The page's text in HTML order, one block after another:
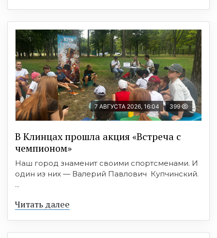
7 АВГУСТА 2026, 16:04 399
В Клинцах прошла акция «Встреча с
чемпионом»
Наш город знаменит своими спортсменами. И
один из них — Валерий Павлович Купчинский.
...
Читать далее